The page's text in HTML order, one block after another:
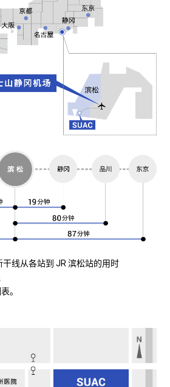
线从各站到 JR 滨松站的用时
。